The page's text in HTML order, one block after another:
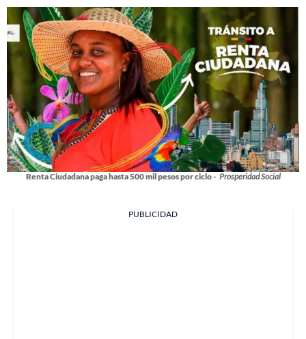
Renta Ciudadana paga hasta 500 mil pesos por ciclo - Prosperidad Social
PUBLICIDAD